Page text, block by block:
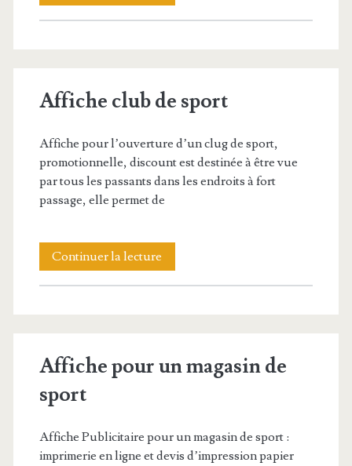
pour
de
Affiche club de sport
Affiche pour l’ouverture d’un clug de sport,
promotionnelle, discount est destinée à être vue
par tous les passants dans les endroits à fort
passage, elle permet de
Continuer la lecture
club
Affiche pour un magasin de
sport
Affiche Publicitaire pour un magasin de sport :
imprimerie en ligne et devis d’impression papier